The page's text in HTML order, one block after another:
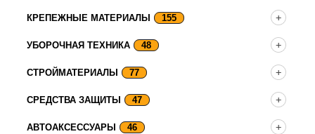
КРЕПЕЖНЫЕ МАТЕРИАЛЫ 155
УБОРОЧНАЯ ТЕХНИКА 48
СТРОЙМАТЕРИАЛЫ 77
СРЕДСТВА ЗАЩИТЫ 47
АВТОАКСЕССУАРЫ 46